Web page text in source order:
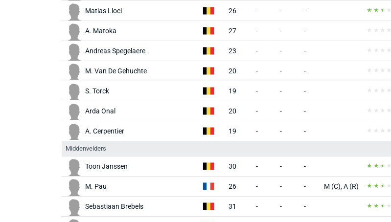
Matias Lloci 26 - - -
A. Matoka 27 - - -
Andreas Spegelaere 23 - - -
M. Van De Gehuchte 20 - - -
S. Torck 19 - - -
Arda Onal 20 - - -
A. Cerpentier 19 - - -
Middenvelders
Toon Janssen 30 - - -
M. Pau 26 - - - M (C), A (R)
Sebastiaan Brebels 31 - - -